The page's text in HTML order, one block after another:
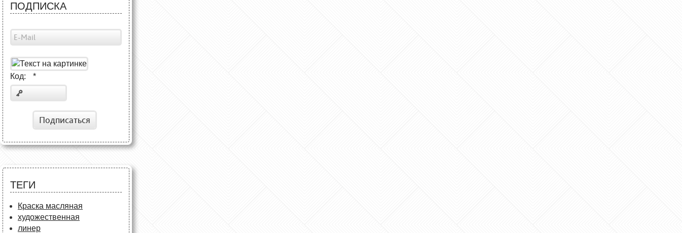
ПОДПИСКА
Код: *
Подписаться
ТЕГИ
Краска масляная
художественная
линер